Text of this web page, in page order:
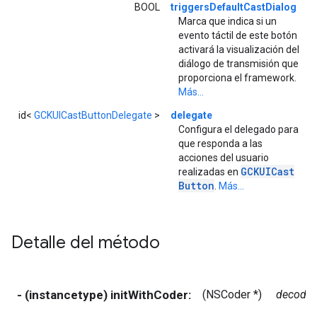
BOOL
triggersDefaultCastDialog
Marca que indica si un
evento táctil de este botón
activará la visualización del
diálogo de transmisión que
proporciona el framework.
Más...
id< GCKUICastButtonDelegate >
delegate
Configura el delegado para
que responda a las
acciones del usuario
realizadas en GCKUICast
Button Más...
Detalle del método
- (instancetype) initWithCoder: (NSCoder *) decoder